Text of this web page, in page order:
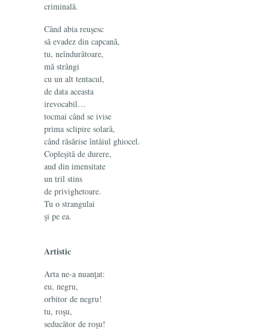
criminală.
Când abia reuşesc
să evadez din capcană,
tu, neîndurătoare,
mă strângi
cu un alt tentacul,
de data aceasta
irevocabil…
tocmai când se ivise
prima sclipire solară,
când răsărise întâiul ghiocel.
Copleşită de durere,
aud din imensitate
un tril stins
de privighetoare.
Tu o strangulai
şi pe ea.
Artistic
Arta ne-a nuanţat:
eu, negru,
orbitor de negru!
tu, roşu,
seducător de roşu!